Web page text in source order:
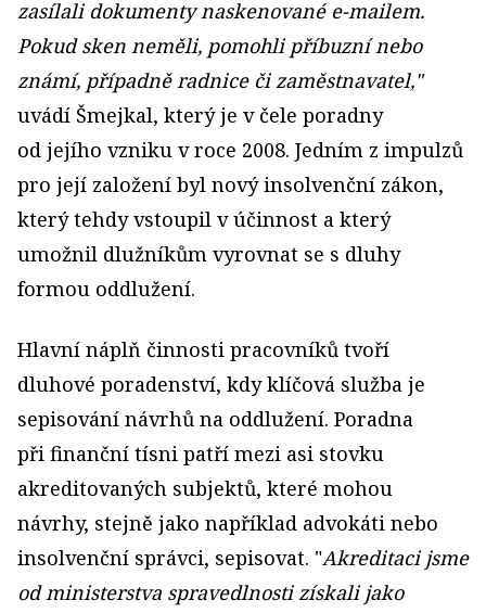
zasílali dokumenty naskenované e-mailem.
Pokud sken neměli, pomohli příbuzní nebo
známí, případně radnice či zaměstnavatel,"
uvádí Šmejkal, který je v čele poradny
od jejího vzniku v roce 2008. Jedním z impulzů
pro její založení byl nový insolvenční zákon,
který tehdy vstoupil v účinnost a který
umožnil dlužníkům vyrovnat se s dluhy
formou oddlužení.
Hlavní náplň činnosti pracovníků tvoří
dluhové poradenství, kdy klíčová služba je
sepisování návrhů na oddlužení. Poradna
při finanční tísni patří mezi asi stovku
akreditovaných subjektů, které mohou
návrhy, stejně jako například advokáti nebo
insolvenční správci, sepisovat. "Akreditaci jsme
od ministerstva spravedlnosti získali jako